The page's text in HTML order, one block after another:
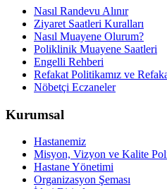
Nasıl Randevu Alınır
Ziyaret Saatleri Kuralları
Nasıl Muayene Olurum?
Poliklinik Muayene Saatleri
Engelli Rehberi
Refakat Politikamız ve
Nöbetçi Eczaneler
Kurumsal
Hastanemiz
Misyon, Vizyon ve Kalite
Hastane Yönetimi
Organizasyon Şeması